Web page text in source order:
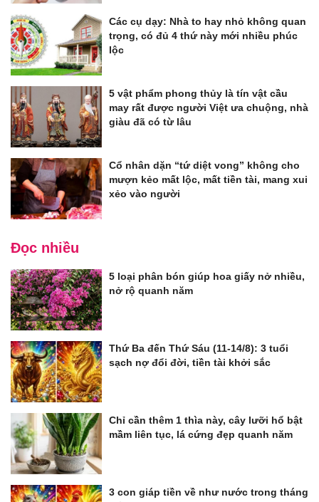
Các cụ dạy: Nhà to hay nhỏ không quan
trọng, có đủ 4 thứ này mới nhiều phúc
lộc
5 vật phẩm phong thủy là tín vật cầu
may rất được người Việt ưa chuộng, nhà
giàu đã có từ lâu
Cổ nhân dặn “tứ diệt vong” không cho
mượn kẻo mất lộc, mất tiền tài, mang xui
xẻo vào người
Đọc nhiều
5 loại phân bón giúp hoa giấy nở nhiều,
nở rộ quanh năm
Thứ Ba đến Thứ Sáu (11-14/8): 3 tuổi
sạch nợ đổi đời, tiền tài khởi sắc
Chỉ cần thêm 1 thìa này, cây lưỡi hổ bật
mầm liên tục, lá cứng đẹp quanh năm
3 con giáp tiền về như nước trong tháng